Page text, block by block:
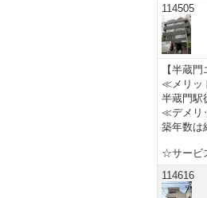
114505
【半蔵
≪メリッ
半蔵門駅
≪デメリ
築年数は
☆サービ
114616